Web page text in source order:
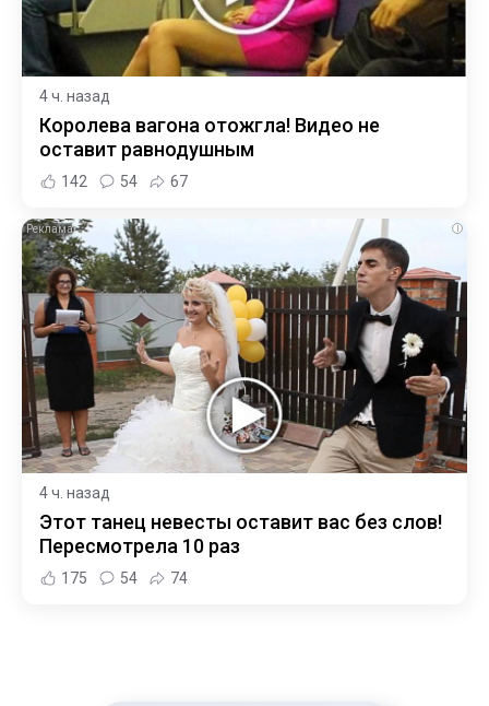
4 ч. назад
Королева вагона отожгла! Видео не
оставит равнодушным
142 54 67
i
4 ч. назад
Этот танец невесты оставит вас без слов!
Пересмотрела 10 раз
175 54 74